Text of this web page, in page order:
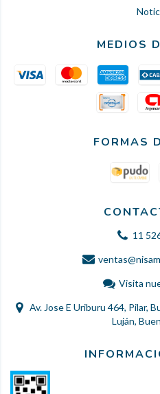
MEDIOS
FORMAS
11
Visita
Av. Jose E Uriburu 464, Pilar,
Luján,